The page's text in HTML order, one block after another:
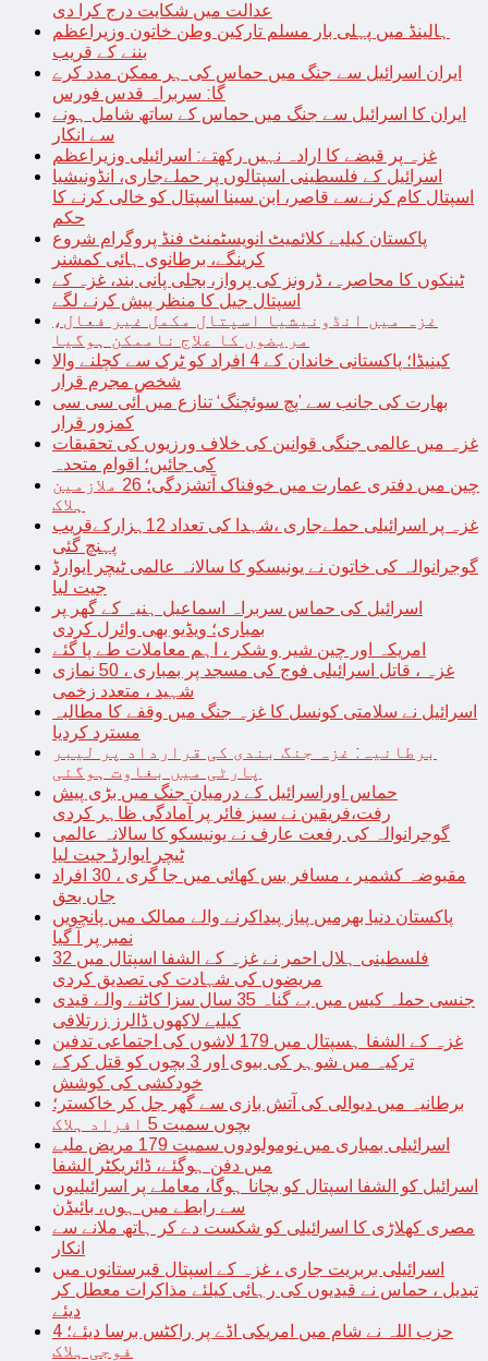
عدالت میں شکایت درج کرا دی
ہالینڈ میں پہلی بار مسلم تارکین وطن خاتون وزیراعظم
بننے کے قریب
ایران اسرائیل سے جنگ میں حماس کی ہر ممکن مدد کرے
گا: سربراہ قدس فورس
ایران کا اسرائیل سے جنگ میں حماس کے ساتھ شامل ہونے
سے انکار
غزہ پر قبضے کا ارادہ نہیں رکھتے: اسرائیلی وزیراعظم
اسرائیل کے فلسطینی اسپتالوں پر حملےجاری، انڈونیشیا
اسپتال کام کرنےسے قاصر، ابن سینا اسپتال کو خالی کرنے کا
حکم
پاکستان کیلیے کلائمیٹ انویسٹمنٹ فنڈ پروگرام شروع
کرینگے، برطانوی ہائی کمشنر
ٹینکوں کا محاصرہ، ڈرونز کی پرواز، بجلی پانی بند، غزہ کے
اسپتال جیل کا منظر پیش کرنے لگے
غزہ میں انڈونیشیا اسپتال مکمل غیر فعال،
مریضوں کا علاج ناممکن ہوگیا
کینیڈا؛ پاکستانی خاندان کے 4 افراد کو ٹرک سے کچلنے والا
شخص مجرم قرار
بھارت کی جانب سے ’پچ سوئچنگ‘ تنازع میں آئی سی سی
کمزور قرار
غزہ میں عالمی جنگی قوانین کی خلاف ورزیوں کی تحقیقات
کی جائیں؛ اقوام متحدہ
چین میں دفتری عمارت میں خوفناک آتشزدگی؛ 26 ملازمین
ہلاک
غزہ پر اسرائیلی حملےجاری ،شہدا کی تعداد 12ہزارکےقریب
پہنچ گئی
گوجرانوالہ کی خاتون نے یونیسکو کا سالانہ عالمی ٹیچر ایوارڈ
جیت لیا
اسرائیل کی حماس سربراہ اسماعیل ہنیہ کے گھر پر
بمباری؛ ویڈیو بھی وائرل کردی
امریکہ اور چین شیر و شکر ، اہم معاملات طے پا گئے
غزہ ، قاتل اسرائیلی فوج کی مسجد پر بمباری ، 50 نمازی
شہید ، متعدد زخمی
اسرائیل نے سلامتی کونسل کا غزہ جنگ میں وقفے کا مطالبہ
مسترد کردیا
برطانیہ: غزہ جنگ بندی کی قرارداد پر لیبر
پارٹی میں بغاوت ہوگئی
حماس اوراسرائیل کے درمیان جنگ میں بڑی پیش
رفت،فریقین نے سیز فائر پر آمادگی ظاہر کردی
گوجرانوالہ کی رفعت عارف نے یونیسکو کا سالانہ عالمی
ٹیچر ایوارڈ جیت لیا
مقبوضہ کشمیر ، مسافر بس کھائی میں جا گری ، 30 افراد
جاں بحق
پاکستان دنیا بھرمیں پیاز پیداکرنے والے ممالک میں پانچویں
نمبر پر آ گیا
فلسطینی ہلال احمر نے غزہ کے الشفا اسپتال میں 32
مریضوں کی شہادت کی تصدیق کردی
جنسی حملہ کیس میں بے گناہ 35 سال سزا کاٹنے والے قیدی
کیلیے لاکھوں ڈالرز زرتلافی
غزہ کے الشفا ہسپتال میں 179 لاشوں کی اجتماعی تدفین
ترکیہ میں شوہر کی بیوی اور 3 بچوں کو قتل کرکے
خودکشی کی کوشش
برطانیہ میں دیوالی کی آتش بازی سے گھر جل کر خاکستر؛
بچوں سمیت 5 افراد ہلاک
اسرائیلی بمباری میں نومولودوں سمیت 179 مریض ملبے
میں دفن ہوگئے، ڈائریکٹر الشفا
اسرائیل کو الشفا اسپتال کو بچانا ہوگا، معاملے پر اسرائیلیوں
سے رابطے میں ہوں، بائیڈن
مصری کھلاڑی کا اسرائیلی کو شکست دے کر ہاتھ ملانے سے
انکار
اسرائیلی بربریت جاری ، غزہ کے اسپتال قبرستانوں میں
تبدیل ، حماس نے قیدیوں کی رہائی کیلئے مذاکرات معطل کر
دیئے
حزب اللہ نے شام میں امریکی اڈے پر راکٹس برسا دیئے؛ 4
فوجی ہلاک